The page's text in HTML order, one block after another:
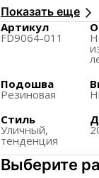
Продукт
Возврат и
что товар не
комфорт и
Показать еще
Артикул
FD9064-011
Подошва
Резиновая
Стиль
Уличный,
тенденция
Выберите